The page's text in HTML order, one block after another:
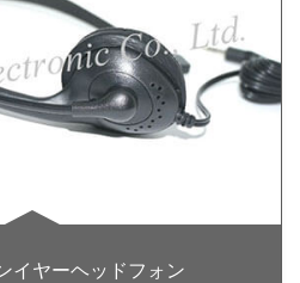
イヤーヘッドフォン